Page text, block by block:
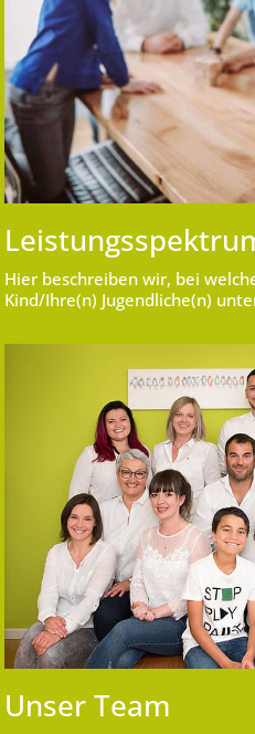
Hier beschreiben wir, bei
Kind/Ihre(n) Jugendliche(n)
Unser Team